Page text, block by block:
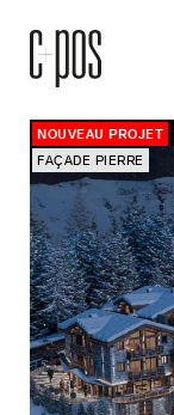
NOUVEAU PROJET
FAÇADE PIERRE